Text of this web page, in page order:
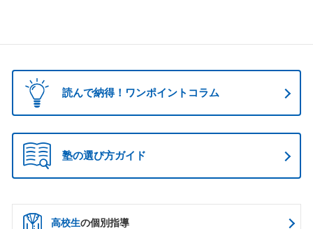
読んで納得！ワンポイントコラム
塾の選び方ガイド
高校生の個別指導